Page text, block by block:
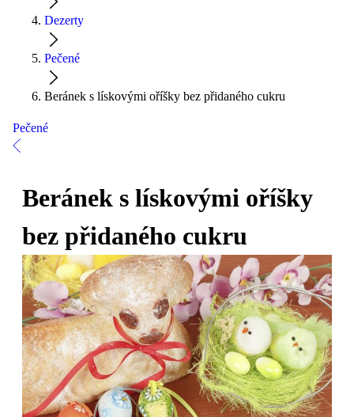
Dezerty
Pečené
Beránek s lískovými oříšky bez přidaného cukru
Pečené
Beránek s lískovými oříšky
bez přidaného cukru